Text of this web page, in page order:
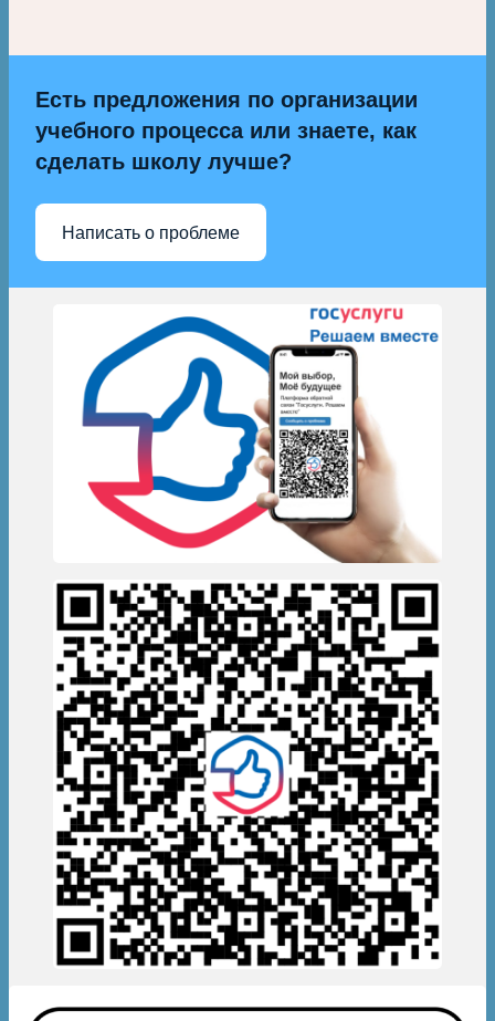
Есть предложения по организации
учебного процесса или знаете, как
сделать школу лучше?
Написать о проблеме